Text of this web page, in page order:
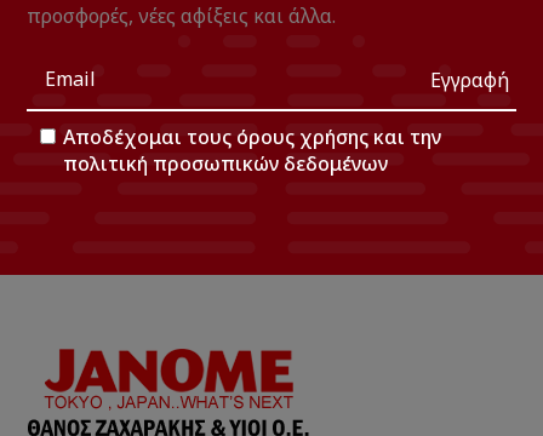
προσφορές, νέες αφίξεις και άλλα.
Εγγραφή
Αποδέχομαι τους όρους χρήσης και την
πολιτική προσωπικών δεδομένων